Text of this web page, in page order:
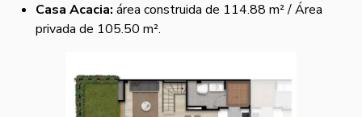
Casa Acacia: área construida de 114.88 m² / Área
privada de 105.50 m².